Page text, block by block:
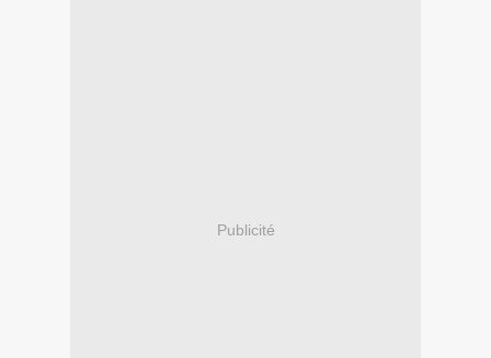
Publicité